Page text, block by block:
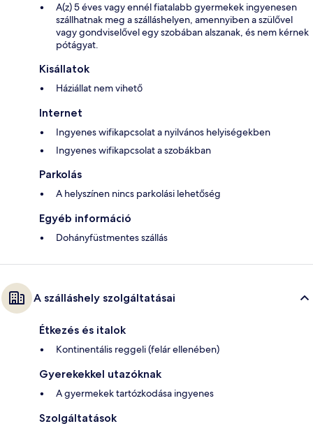
A(z) 5 éves vagy ennél fiatalabb gyermekek ingyenesen
szállhatnak meg a szálláshelyen, amennyiben a szülővel
vagy gondviselővel egy szobában alszanak, és nem kérnek
pótágyat.
Kisállatok
Háziállat nem vihető
Internet
Ingyenes wifikapcsolat a nyilvános helyiségekben
Ingyenes wifikapcsolat a szobákban
Parkolás
A helyszínen nincs parkolási lehetőség
Egyéb információ
Dohányfüstmentes szállás
A szálláshely szolgáltatásai
Étkezés és italok
Kontinentális reggeli (felár ellenében)
Gyerekekkel utazóknak
A gyermekek tartózkodása ingyenes
Szolgáltatások